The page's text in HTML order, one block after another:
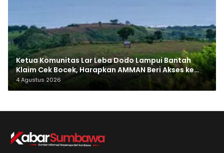
Ketua Komunitas Lar Leba Dodo Lampui Bantah
Klaim Cek Bocek, Harapkan AMMAN Beri Akses ke
Makam Leluhur
4 Agustus 2026